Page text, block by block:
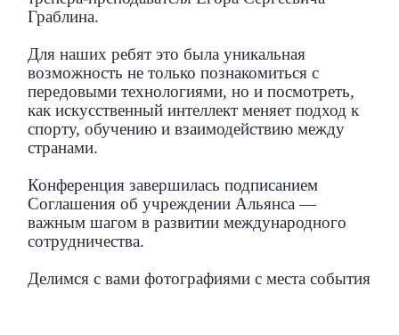
Граблина.
Для наших ребят это была уникальная
возможность не только познакомиться с
передовыми технологиями, но и посмотреть,
как искусственный интеллект меняет подход к
спорту, обучению и взаимодействию между
странами.
Конференция завершилась подписанием
Соглашения об учреждении Альянса —
важным шагом в развитии международного
сотрудничества.
Делимся с вами фотографиями с места события